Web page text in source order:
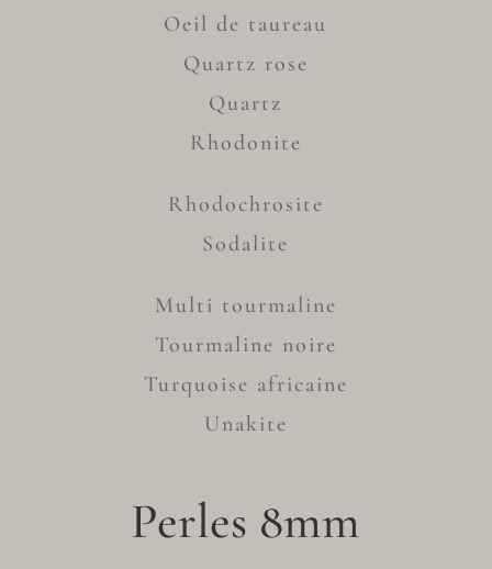
Oeil de taureau
Quartz rose
Quartz
Rhodonite
Rhodochrosite
Sodalite
Multi tourmaline
Tourmaline noire
Turquoise africaine
Unakite
Perles 8mm